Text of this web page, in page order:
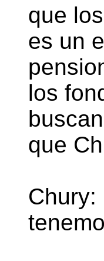
que
es un
los
que
Chury: